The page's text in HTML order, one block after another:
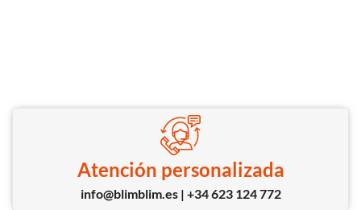
Atención personalizada
info@blimblim.es | +34 623 124 772